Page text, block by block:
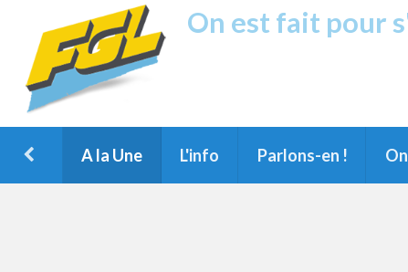
On est fait pour
A la Une L'info Parlons-en !